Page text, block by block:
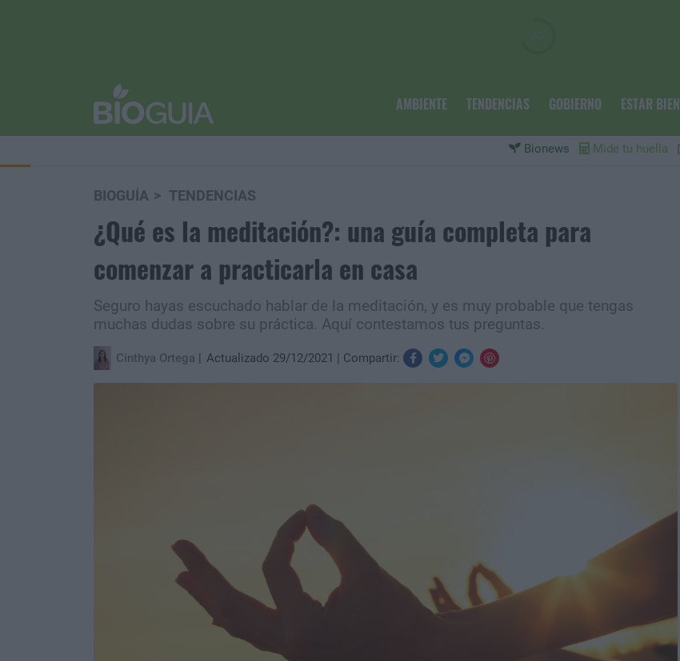
AMBIENTE TENDENCIAS GOBIERNO ESTAR BIEN
Bionews Mide tu huella
BIOGUÍA TENDENCIAS
¿Qué es la meditación?: una guía completa para
comenzar a practicarla en casa
Seguro hayas escuchado hablar de la meditación, y es muy probable que tengas
muchas dudas sobre su práctica. Aquí contestamos tus preguntas.
Cinthya Ortega Actualizado 29/12/2021 Compartir: